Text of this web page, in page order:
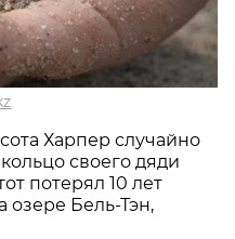
Харпер случайно
своего дяди
потерял 10 лет
озере Бель-Тэн,